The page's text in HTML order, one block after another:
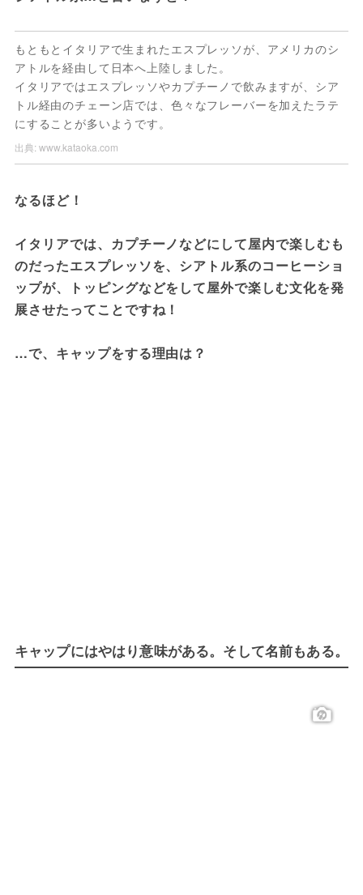
もともとイタリアで生まれたエスプレッソが、アメリカのシ
アトルを経由して日本へ上陸しました。
イタリアではエスプレッソやカプチーノで飲みますが、シア
トル経由のチェーン店では、色々なフレーバーを加えたラテ
にすることが多いようです。
出典: www.kataoka.com
なるほど！
イタリアでは、カプチーノなどにして屋内で楽しむも
のだったエスプレッソを、シアトル系のコーヒーショ
ップが、トッピングなどをして屋外で楽しむ文化を発
展させたってことですね！
…で、キャップをする理由は？
キャップにはやはり意味がある。そして名前もある。